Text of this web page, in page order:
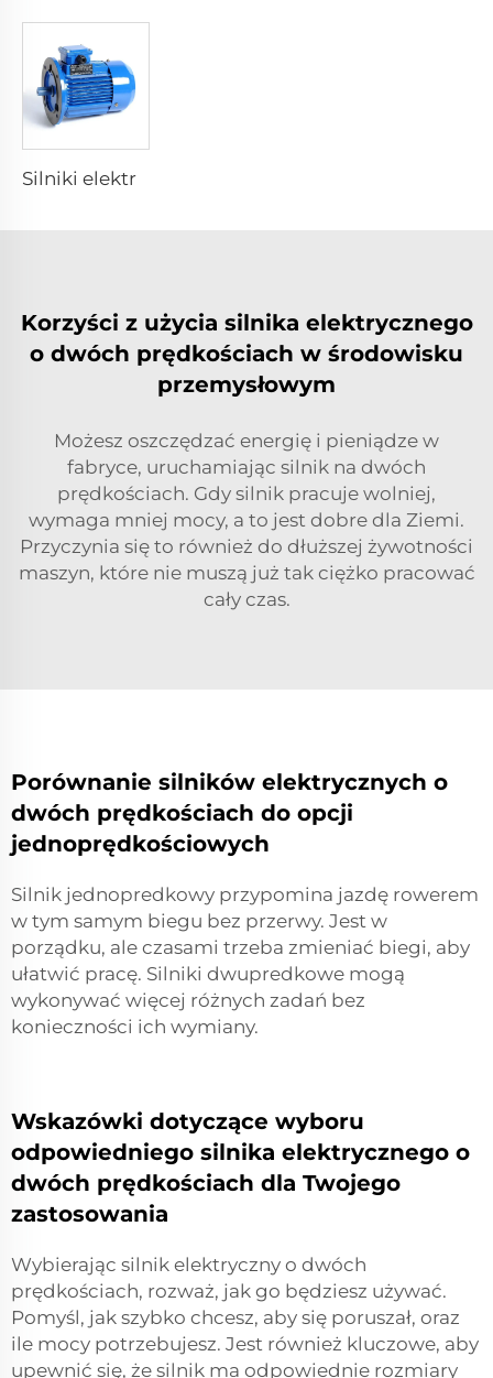
Korzyści z użycia silnika elektrycznego
o dwóch prędkościach w środowisku
przemysłowym
Możesz oszczędzać energię i pieniądze w
fabryce, uruchamiając silnik na dwóch
prędkościach. Gdy silnik pracuje wolniej,
wymaga mniej mocy, a to jest dobre dla Ziemi.
Przyczynia się to również do dłuższej żywotności
maszyn, które nie muszą już tak ciężko pracować
cały czas.
Porównanie silników elektrycznych o
dwóch prędkościach do opcji
jednoprędkościowych
Silnik jednopredkowy przypomina jazdę rowerem
w tym samym biegu bez przerwy. Jest w
porządku, ale czasami trzeba zmieniać biegi, aby
ułatwić pracę. Silniki dwupredkowe mogą
wykonywać więcej różnych zadań bez
konieczności ich wymiany.
Wskazówki dotyczące wyboru
odpowiedniego silnika elektrycznego o
dwóch prędkościach dla Twojego
zastosowania
Wybierając silnik elektryczny o dwóch
prędkościach, rozważ, jak go będziesz używać.
Pomyśl, jak szybko chcesz, aby się poruszał, oraz
ile mocy potrzebujesz. Jest również kluczowe, aby
upewnić się, że silnik ma odpowiednie rozmiary